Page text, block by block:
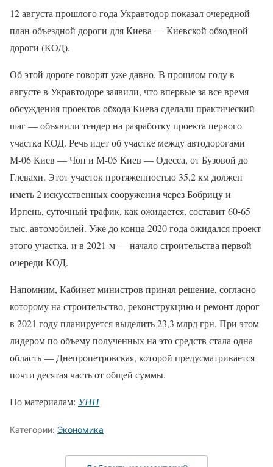
12 августа прошлого года Укравтодор показал очередной
план объездной дороги для Киева — Киевской обходной
дороги (КОД).
Об этой дороге говорят уже давно. В прошлом году в
августе в Укравтодоре заявили, что впервые за все время
обсуждения проектов обхода Киева сделали практический
шаг — объявили тендер на разработку проекта первого
участка КОД. Речь идет об участке между автодорогами
М-06 Киев — Чоп и М-05 Киев — Одесса, от Бузовой до
Глевахи. Этот участок протяженностью 35,2 км должен
иметь 2 искусственных сооружения через Бобрицу и
Ирпень, суточный трафик, как ожидается, составит 60-65
тыс. автомобилей. Уже до конца 2020 года ожидался проект
этого участка, и в 2021-м — начало строительства первой
очереди КОД.
Напомним, Кабинет министров принял решение, согласно
которому на строительство, реконструкцию и ремонт дорог
в 2021 году планируется выделить 23,3 млрд грн. При этом
лидером по объему полученных на это средств стала одна
область — Днепропетровская, которой предусматривается
почти десятая часть от общей суммы.
По материалам: УНН
Категории: Экономика